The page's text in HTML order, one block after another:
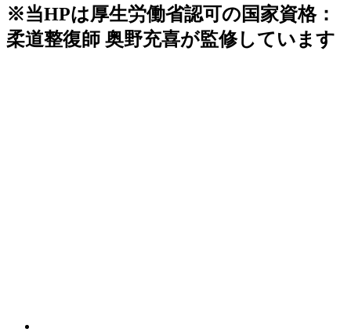
※当HPは厚生労働省認可の国家資格：
柔道整復師 奥野充喜が監修しています